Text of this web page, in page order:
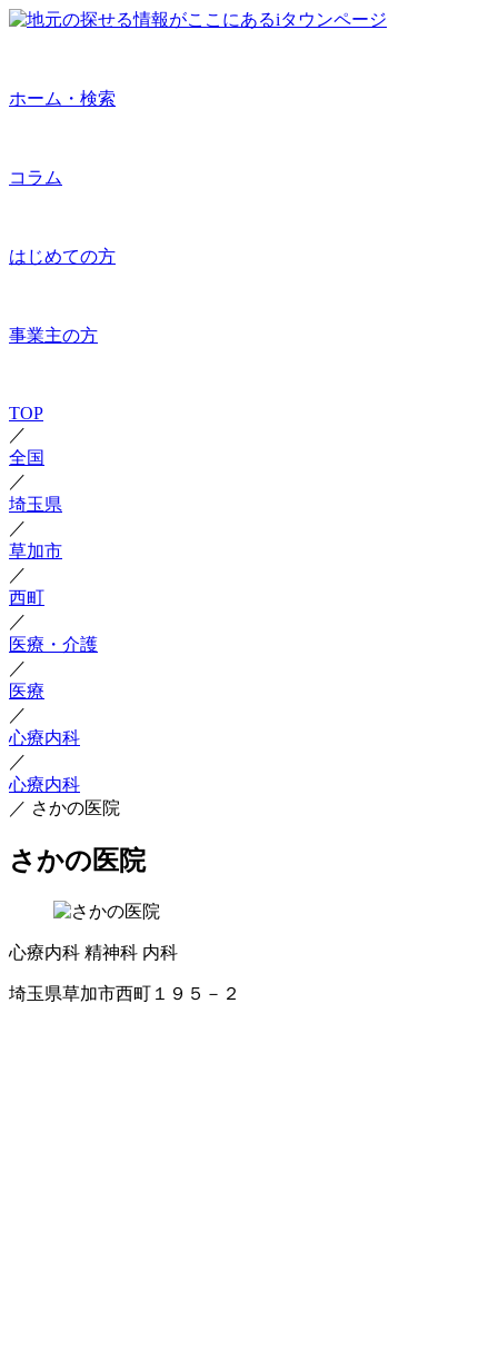
ホーム・検索
コラム
はじめての方
事業主の方
TOP
／
全国
／
埼玉県
／
草加市
／
西町
／
医療・介護
／
医療
／
心療内科
／
心療内科
／ さかの医院
さかの医院
心療内科 精神科 内科
埼玉県草加市西町１９５－２